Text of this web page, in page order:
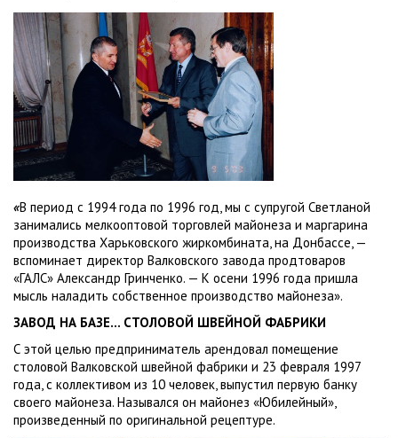
«В период с 1994 года по 1996 год, мы с супругой Светланой
занимались мелкооптовой торговлей майонеза и маргарина
производства Харьковского жиркомбината, на Донбассе, —
вспоминает директор Валковского завода продтоваров
«ГАЛС» Александр Гринченко. — К осени 1996 года пришла
мысль наладить собственное производство майонеза».
ЗАВОД НА БАЗЕ... СТОЛОВОЙ ШВЕЙНОЙ ФАБРИКИ
С этой целью предприниматель арендовал помещение
столовой Валковской швейной фабрики и 23 февраля 1997
года, с коллективом из 10 человек, выпустил первую банку
своего майонеза. Назывался он майонез «Юбилейный»,
произведенный по оригинальной рецептуре.